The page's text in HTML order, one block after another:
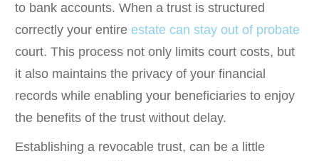
to bank accounts. When a trust is structured
correctly your entire estate can stay out of probate
court. This process not only limits court costs, but
it also maintains the privacy of your financial
records while enabling your beneficiaries to enjoy
the benefits of the trust without delay.
Establishing a revocable trust, can be a little